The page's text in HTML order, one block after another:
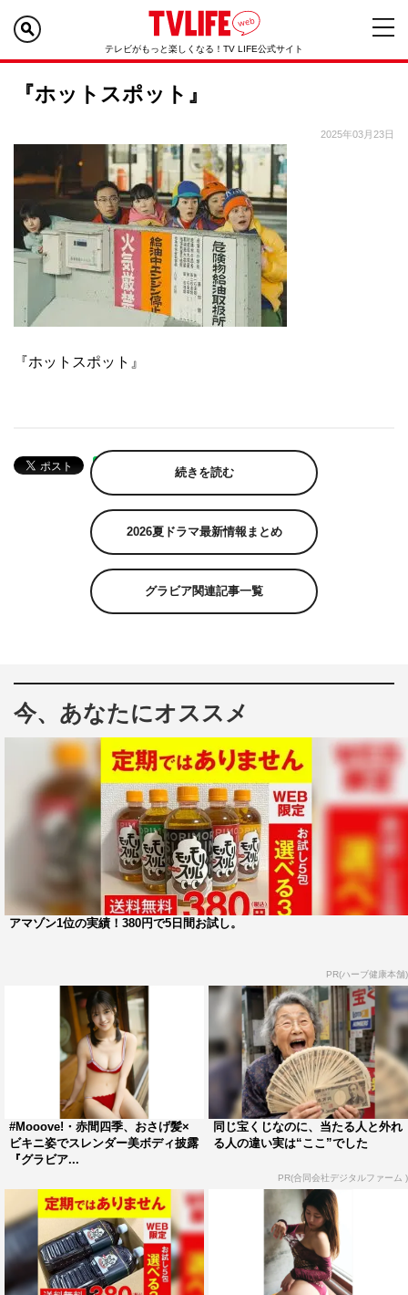
テレビがもっと楽しくなる！TV LIFE公式サイト
『ホットスポット』
2025年03月23日
『ホットスポット』
続きを読む
2026夏ドラマ最新情報まとめ
グラビア関連記事一覧
今、あなたにオススメ
アマゾン1位の実績！380円で5日間お試し。
PR(ハーブ健康本舗)
#Mooove!・赤間四季、おさげ髪×
ビキニ姿でスレンダー美ボディ披露
『グラビア...
同じ宝くじなのに、当たる人と外れ
る人の違い実は“ここ”でした
PR(合同会社デジタルファーム )